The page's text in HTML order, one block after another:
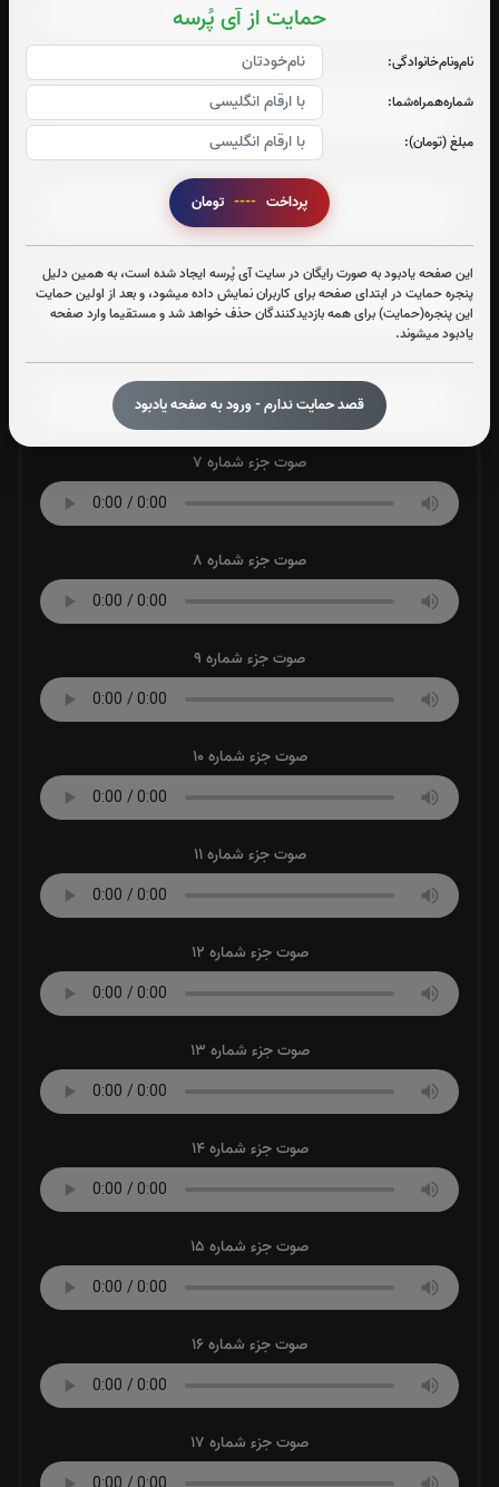
حمایت از آی پُرسه
نام‌و‌نام‌خانوادگی:
شماره‌همراه‌شما:
مبلغ (تومان):
پرداخت ----
این صفحه یادبود به صورت رایگان در سایت آی پُرسه ایجاد شده است، به همین دلیل
پنجره حمایت در ابتدای صفحه برای کاربران نمایش داده میشود، و بعد از اولین حمایت
این پنجره(حمایت) برای همه بازدیدکنندگان حذف خواهد شد و مستقیما وارد صفحه
یادبود میشوند.
قصد حمایت ندارم - ورود به صفحه یادبود
صوت جزء شماره 3
صوت جزء شماره 5
صوت جزء شماره 6
صوت جزء شماره 7
صوت جزء شماره 8
صوت جزء شماره 9
صوت جزء شماره 10
صوت جزء شماره 11
صوت جزء شماره 12
صوت جزء شماره 13
صوت جزء شماره 14
صوت جزء شماره 15
صوت جزء شماره 16
صوت جزء شماره 17